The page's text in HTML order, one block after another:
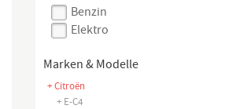
Benzin
Elektro
Marken & Modelle
+ Citroën
+ E-C4